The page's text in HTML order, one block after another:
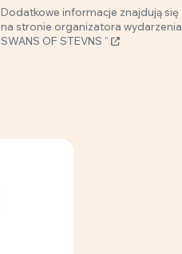
Dodatkowe informacje znajdują się
na stronie organizatora wydarzenia „
SWANS OF STEVNS ”